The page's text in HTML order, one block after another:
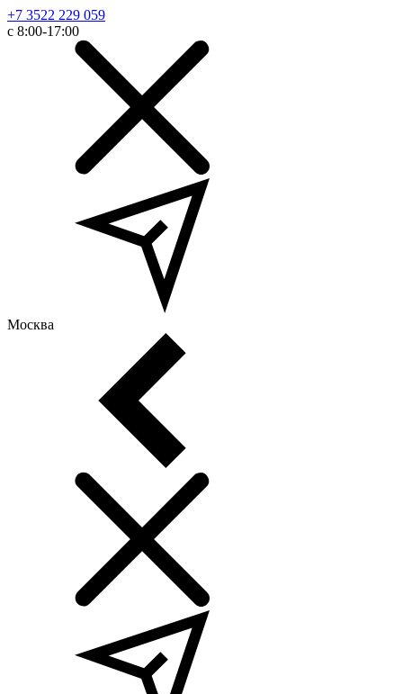
+7 3522 229 059
с 8:00-17:00
Москва